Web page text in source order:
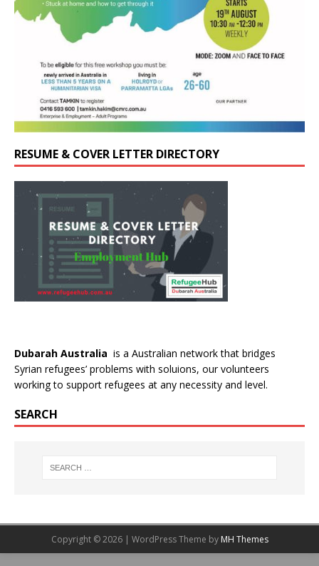
RESUME & COVER LETTER DIRECTORY
Dubarah Australia is a Australian network that bridges
Syrian refugees’ problems with soluions, our volunteers
working to support refugees at any necessity and level.
SEARCH
Copyright © 2026 | WordPress Theme by MH Themes